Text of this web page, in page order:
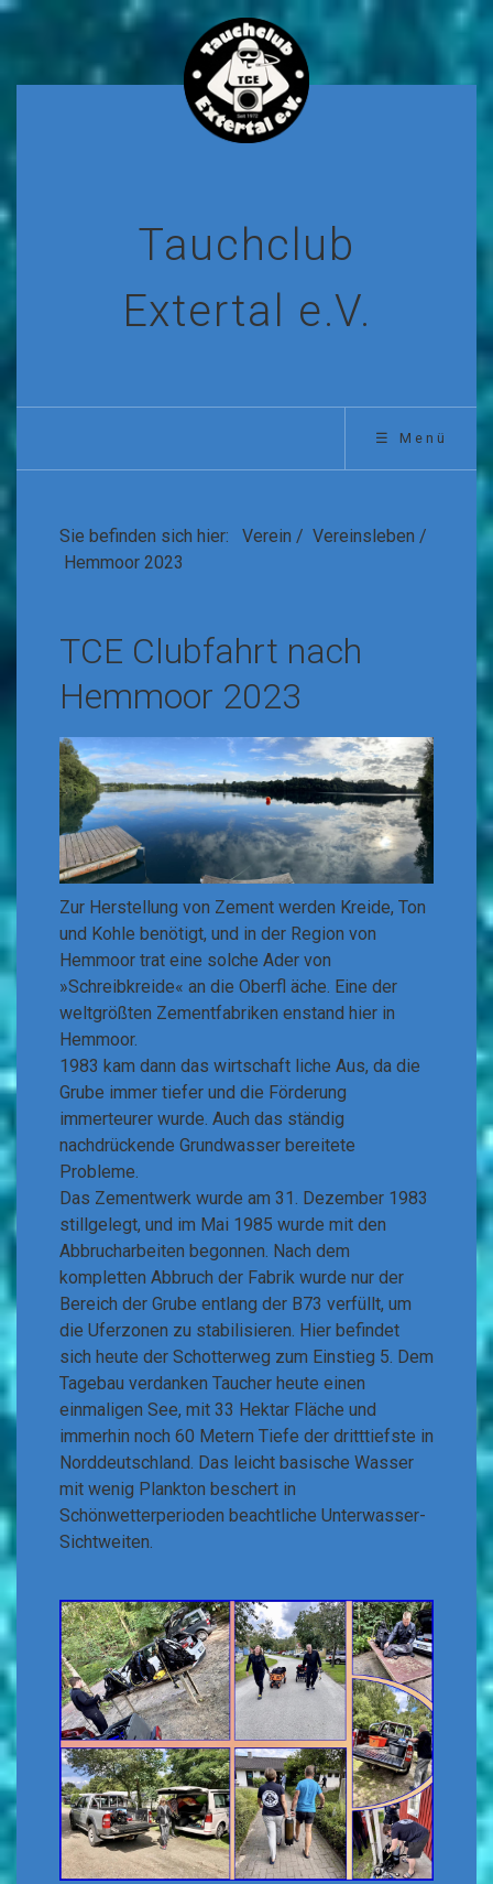
Tauchclub
Extertal e.V.
☰ Menü
Sie befinden sich hier: Verein / Vereinsleben /
Hemmoor 2023
TCE Clubfahrt nach
Hemmoor 2023
Zur Herstellung von Zement werden Kreide, Ton
und Kohle benötigt, und in der Region von
Hemmoor trat eine solche Ader von
»Schreibkreide« an die Oberfl äche. Eine der
weltgrößten Zementfabriken enstand hier in
Hemmoor.
1983 kam dann das wirtschaft liche Aus, da die
Grube immer tiefer und die Förderung
immerteurer wurde. Auch das ständig
nachdrückende Grundwasser bereitete
Probleme.
Das Zementwerk wurde am 31. Dezember 1983
stillgelegt, und im Mai 1985 wurde mit den
Abbrucharbeiten begonnen. Nach dem
kompletten Abbruch der Fabrik wurde nur der
Bereich der Grube entlang der B73 verfüllt, um
die Uferzonen zu stabilisieren. Hier befindet
sich heute der Schotterweg zum Einstieg 5. Dem
Tagebau verdanken Taucher heute einen
einmaligen See, mit 33 Hektar Fläche und
immerhin noch 60 Metern Tiefe der dritttiefste in
Norddeutschland. Das leicht basische Wasser
mit wenig Plankton beschert in
Schönwetterperioden beachtliche Unterwasser-
Sichtweiten.